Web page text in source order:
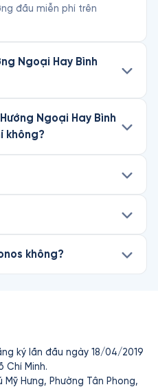
đầu miễn phí trên
Ngoại Hay Bình
Ngoại Hay Bình
không?
không?
ký lần đầu ngày 18/04/2019
Chí Minh.
Mỹ Hưng, Phường Tân Phong,